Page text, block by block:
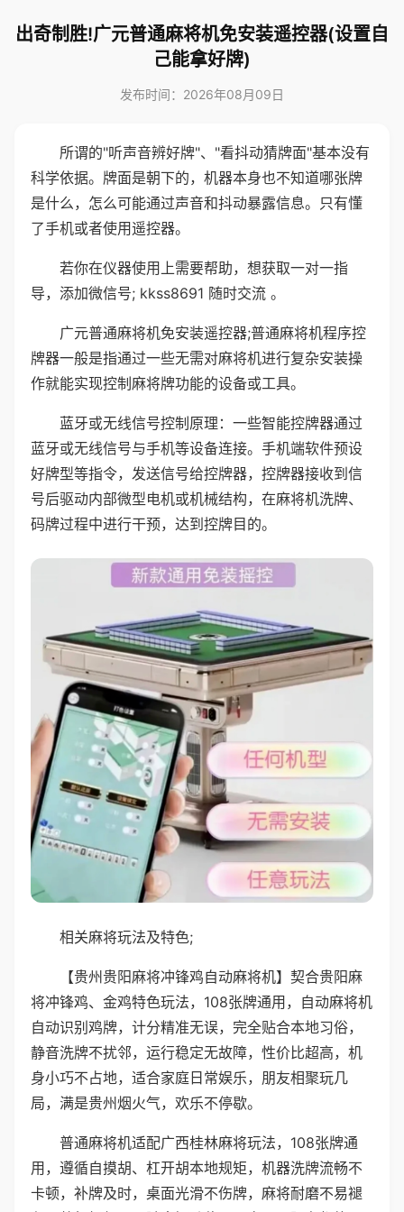
出奇制胜!广元普通麻将机免安装遥控器(设置自
己能拿好牌)
发布时间：2026年08月09日
所谓的"听声音辨好牌"、"看抖动猜牌面"基本没有
科学依据。牌面是朝下的，机器本身也不知道哪张牌
是什么，怎么可能通过声音和抖动暴露信息。只有懂
了手机或者使用遥控器。
若你在仪器使用上需要帮助，想获取一对一指
导，添加微信号; kkss8691 随时交流 。
广元普通麻将机免安装遥控器;普通麻将机程序控
牌器一般是指通过一些无需对麻将机进行复杂安装操
作就能实现控制麻将牌功能的设备或工具。
蓝牙或无线信号控制原理：一些智能控牌器通过
蓝牙或无线信号与手机等设备连接。手机端软件预设
好牌型等指令，发送信号给控牌器，控牌器接收到信
号后驱动内部微型电机或机械结构，在麻将机洗牌、
码牌过程中进行干预，达到控牌目的。
相关麻将玩法及特色;
【贵州贵阳麻将冲锋鸡自动麻将机】契合贵阳麻
将冲锋鸡、金鸡特色玩法，108张牌通用，自动麻将机
自动识别鸡牌，计分精准无误，完全贴合本地习俗，
静音洗牌不扰邻，运行稳定无故障，性价比超高，机
身小巧不占地，适合家庭日常娱乐，朋友相聚玩几
局，满是贵州烟火气，欢乐不停歇。
普通麻将机适配广西桂林麻将玩法，108张牌通
用，遵循自摸胡、杠开胡本地规矩，机器洗牌流畅不
卡顿，补牌及时，桌面光滑不伤牌，麻将耐磨不易褪